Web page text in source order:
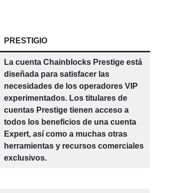
PRESTIGIO
La cuenta Chainblocks Prestige está
diseñada para satisfacer las
necesidades de los operadores VIP
experimentados. Los titulares de
cuentas Prestige tienen acceso a
todos los beneficios de una cuenta
Expert, así como a muchas otras
herramientas y recursos comerciales
exclusivos.